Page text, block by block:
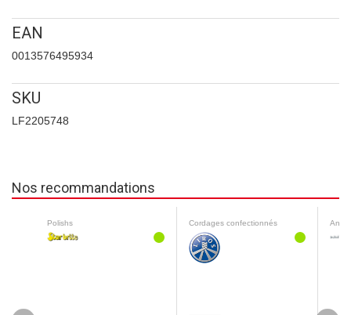
EAN
0013576495934
SKU
LF2205748
Nos recommandations
Polishs Cordages confectionnés